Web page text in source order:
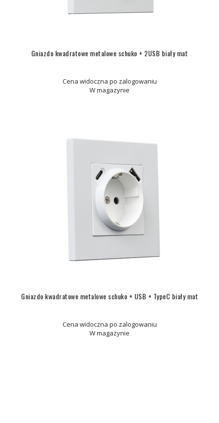
Gniazdo kwadratowe metalowe schuko + 2USB biały mat
Cena widoczna po zalogowaniu
W magazynie
Gniazdo kwadratowe metalowe schuko + USB + TypeC biały mat
Cena widoczna po zalogowaniu
W magazynie